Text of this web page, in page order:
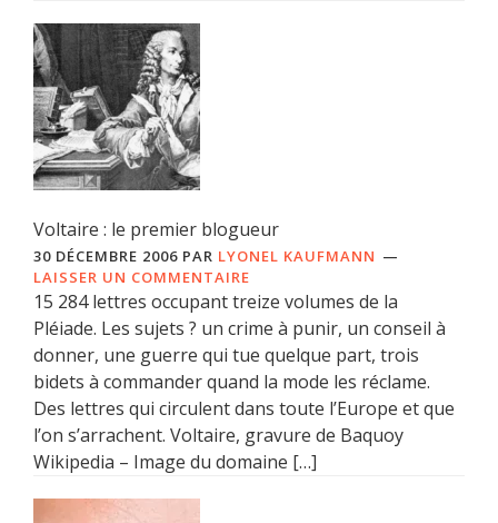
Voltaire : le premier blogueur
30 DÉCEMBRE 2006 PAR LYONEL KAUFMANN
LAISSER UN COMMENTAIRE
15 284 lettres occupant treize volumes de la
Pléiade. Les sujets ? un crime à punir, un conseil à
donner, une guerre qui tue quelque part, trois
bidets à commander quand la mode les réclame.
Des lettres qui circulent dans toute l’Europe et que
l’on s’arrachent. Voltaire, gravure de Baquoy
Wikipedia – Image du domaine […]